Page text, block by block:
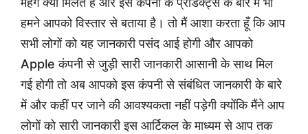
हमने आपको विस्तार से बताया है। तो मैं आशा करता हूँ कि आप
सभी लोगों को यह जानकारी पसंद आई होगी और आपको
Apple कंपनी से जुड़ी सारी जानकारी आसानी के साथ मिल
गई होगी तो अब आपको इस कंपनी से संबंधित जानकारी के बारे
में और कहीं पर जाने की आवश्यकता नहीं पड़ेगी क्योंकि मैंने आप
लोगों को सारी जानकारी इस आर्टिकल के माध्यम से आप तक